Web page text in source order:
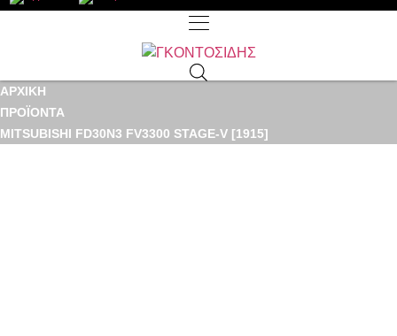
ΑΡΧΙΚΉ
ΠΡΟΪΌΝΤΑ
MITSUBISHI FD30N3 FV3300 STAGE-V [1915]